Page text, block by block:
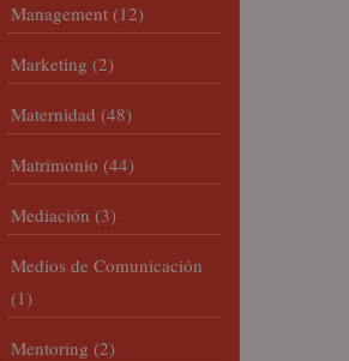
Management (12)
Marketing (2)
Maternidad (48)
Matrimonio (44)
Mediación (3)
Medios de Comunicación
(1)
Mentoring (2)